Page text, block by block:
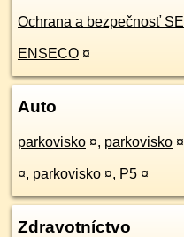
Ochrana a bezpečnosť
ENSECO ¤
Auto
parkovisko ¤, parkovisko ¤
¤, parkovisko ¤, P5 ¤
Zdravotníctvo